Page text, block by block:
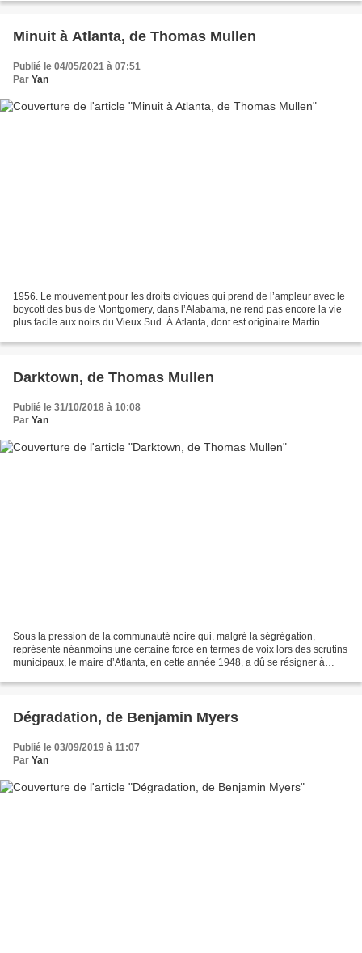
Minuit à Atlanta, de Thomas Mullen
Publié le 04/05/2021 à 07:51
Par Yan
1956. Le mouvement pour les droits civiques qui prend de l’ampleur avec le
boycott des bus de Montgomery, dans l’Alabama, ne rend pas encore la vie
plus facile aux noirs du Vieux Sud. À Atlanta, dont est originaire Martin
Darktown, de Thomas Mullen
Publié le 31/10/2018 à 10:08
Par Yan
Sous la pression de la communauté noire qui, malgré la ségrégation,
représente néanmoins une certaine force en termes de voix lors des scrutins
municipaux, le maire d’Atlanta, en cette année 1948, a dû se résigner à
Dégradation, de Benjamin Myers
Publié le 03/09/2019 à 11:07
Par Yan